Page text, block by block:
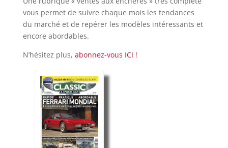
vous permet de suivre chaque mois les tendances
du marché et de repérer les modèles intéressants et
encore abordables.
N’hésitez plus, abonnez-vous ICI !